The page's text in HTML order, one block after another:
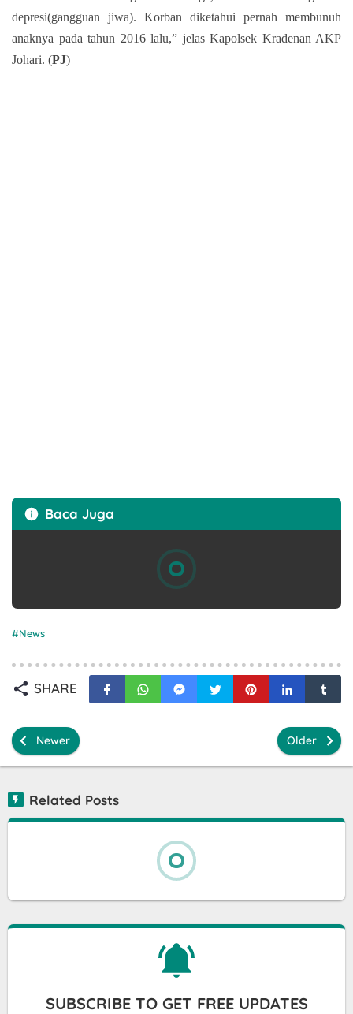
depresi(gangguan jiwa). Korban diketahui pernah membunuh
anaknya pada tahun 2016 lalu,” jelas Kapolsek Kradenan AKP
Johari. (PJ)
Baca Juga
News
SHARE
Newer Older
Related Posts
SUBSCRIBE TO GET FREE UPDATES